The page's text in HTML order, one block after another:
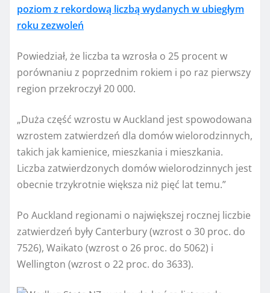
poziom z rekordową liczbą wydanych w ubiegłym
roku zezwoleń
Powiedział, że liczba ta wzrosła o 25 procent w
porównaniu z poprzednim rokiem i po raz pierwszy
region przekroczył 20 000.
„Duża część wzrostu w Auckland jest spowodowana
wzrostem zatwierdzeń dla domów wielorodzinnych,
takich jak kamienice, mieszkania i mieszkania.
Liczba zatwierdzonych domów wielorodzinnych jest
obecnie trzykrotnie większa niż pięć lat temu.”
Po Auckland regionami o największej rocznej liczbie
zatwierdzeń były Canterbury (wzrost o 30 proc. do
7526), ​​Waikato (wzrost o 26 proc. do 5062) i
Wellington (wzrost o 22 proc. do 3633).